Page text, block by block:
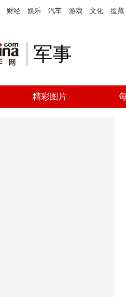
财经 娱乐 汽车 游戏 文化 援藏
军事
精彩图片